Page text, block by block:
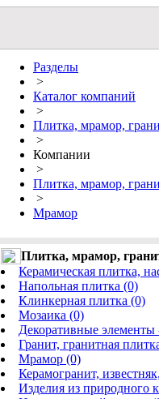
Разделы
>
Каталог компаний
>
Плитка, мрамор,
>
Компании
>
Плитка, мрамор,
>
Мрамор
Плитка, мрамор,
Керамическая плитка,
Напольная плитка (0)
Клинкерная плитка (0)
Мозаика (0)
Декоративные
Гранит, гранитная
Мрамор (0)
Керамогранит,
Изделия из природного